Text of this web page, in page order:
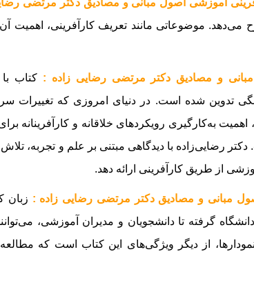
موضوعاتی مانند تعریف کارآفرینی، اهمیت
و مصادیق دکتر مرتضی رضایی زاده : کتاب
تدوین شده است. در دنیای امروزی که تغییرات
به‌کارگیری رویکردهای خلاقانه و کارآفرینانه
رضایی‌زاده با دیدگاهی مبتنی بر علم و تجربه،
از طریق کارآفرینی ارائه دهد.
مبانی و مصادیق دکتر مرتضی رضایی زاده : زبان
گرفته تا دانشجویان و مدیران آموزشی،
از دیگر ویژگی‌های این کتاب است که